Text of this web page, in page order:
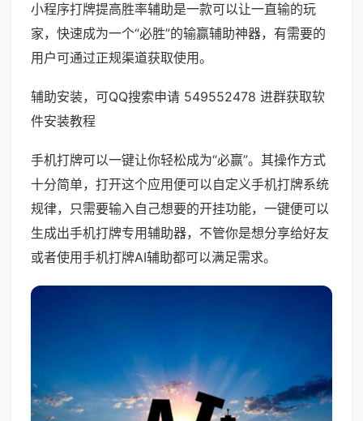
小程序打牌提高胜率辅助是一款可以让一直输的玩
家，快速成为一个“必胜”的输赢辅助神器，有需要的
用户可通过正规渠道获取使用。
辅助安装，可QQ搜索申请 549552478 进群获取软
件安装教程
手机打牌可以一键让你轻松成为“必赢”。其操作方式
十分简单，打开这个应用便可以自定义手机打牌系统
规律，只需要输入自己想要的开挂功能，一键便可以
生成出手机打牌专用辅助器，不管你是想分享给好友
或者使用手机打牌AI辅助都可以满足需求。